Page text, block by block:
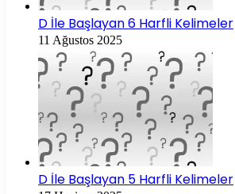
D İle Başlayan 6 Harfli Kelimeler
11 Ağustos 2025
D İle Başlayan 5 Harfli Kelimeler